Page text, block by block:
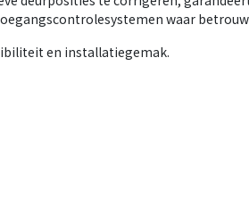
waar
en installatiegemak.